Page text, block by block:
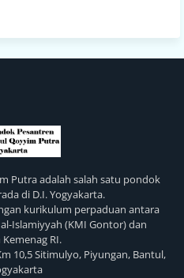
Putra adalah salah satu pondok
di D.I. Yogyakarta.
kurikulum perpaduan antara
Islamiyyah (KMI Gontor) dan
RI.
10,5 Sitimulyo, Piyungan, Bantul,